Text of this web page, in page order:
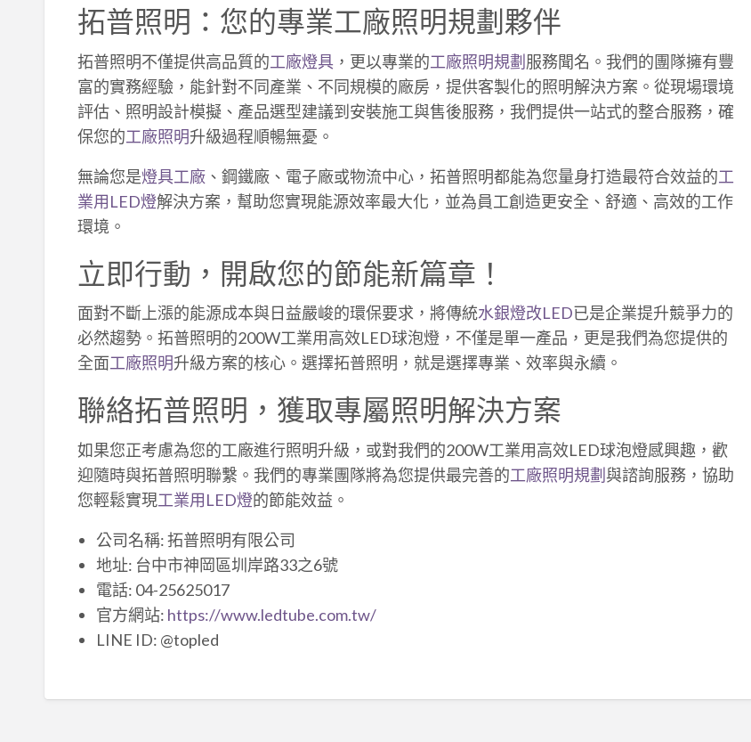
拓普照明：您的專業工廠照明規劃夥伴
拓普照明不僅提供高品質的工廠燈具，更以專業的工廠照明規劃服務聞名。我們的團隊擁有豐
富的實務經驗，能針對不同產業、不同規模的廠房，提供客製化的照明解決方案。從現場環境
評估、照明設計模擬、產品選型建議到安裝施工與售後服務，我們提供一站式的整合服務，確
保您的工廠照明升級過程順暢無憂。
無論您是燈具工廠、鋼鐵廠、電子廠或物流中心，拓普照明都能為您量身打造最符合效益的工
業用LED燈解決方案，幫助您實現能源效率最大化，並為員工創造更安全、舒適、高效的工作
環境。
立即行動，開啟您的節能新篇章！
面對不斷上漲的能源成本與日益嚴峻的環保要求，將傳統水銀燈改LED已是企業提升競爭力的
必然趨勢。拓普照明的200W工業用高效LED球泡燈，不僅是單一產品，更是我們為您提供的
全面工廠照明升級方案的核心。選擇拓普照明，就是選擇專業、效率與永續。
聯絡拓普照明，獲取專屬照明解決方案
如果您正考慮為您的工廠進行照明升級，或對我們的200W工業用高效LED球泡燈感興趣，歡
迎隨時與拓普照明聯繫。我們的專業團隊將為您提供最完善的工廠照明規劃與諮詢服務，協助
您輕鬆實現工業用LED燈的節能效益。
公司名稱: 拓普照明有限公司
地址: 台中市神岡區圳岸路33之6號
電話: 04-25625017
官方網站: https://www.ledtube.com.tw/
LINE ID: @topled